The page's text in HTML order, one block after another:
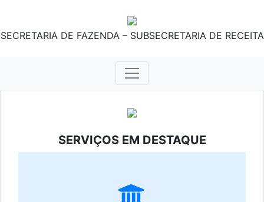
SECRETARIA DE FAZENDA – SUBSECRETARIA DE RECEITA
SERVIÇOS EM DESTAQUE